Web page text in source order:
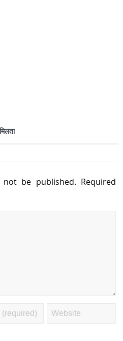
be published. Required